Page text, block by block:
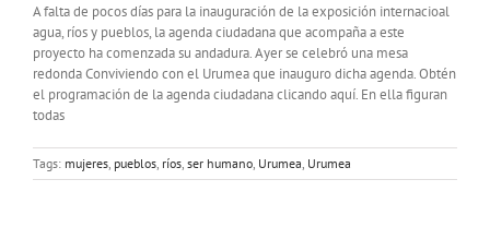
A falta de pocos días para la inauguración de la exposición internacioal
agua, ríos y pueblos, la agenda ciudadana que acompaña a este
proyecto ha comenzada su andadura. Ayer se celebró una mesa
redonda Conviviendo con el Urumea que inauguro dicha agenda. Obtén
el programación de la agenda ciudadana clicando aquí. En ella figuran
todas
Tags: mujeres pueblos ríos ser humano Urumea Urumea